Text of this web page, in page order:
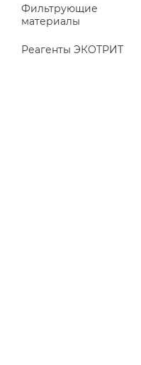
Фильтрующие
материалы
Реагенты ЭКОТРИТ